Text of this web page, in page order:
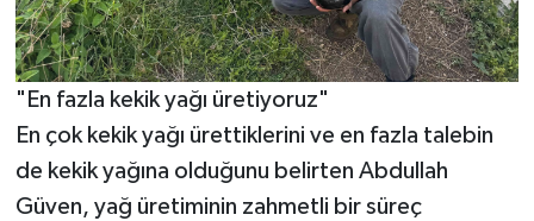
"En fazla kekik yağı üretiyoruz"
En çok kekik yağı ürettiklerini ve en fazla talebin
de kekik yağına olduğunu belirten Abdullah
Güven, yağ üretiminin zahmetli bir süreç